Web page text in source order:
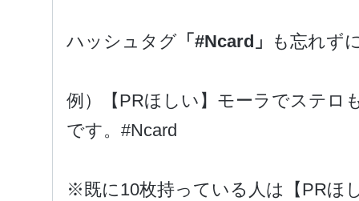
ハッシュタグ 「#Ncard」 も忘れず
例）【PRほしい】モーラでステロ
です。#Ncard
※既に10枚持っている人は【PRほ